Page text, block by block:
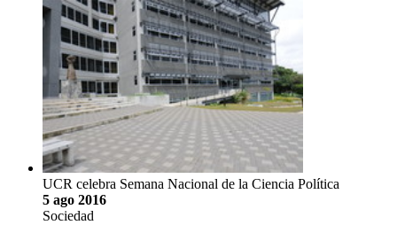
UCR celebra Semana Nacional de la Ciencia Política
5 ago 2016
Sociedad